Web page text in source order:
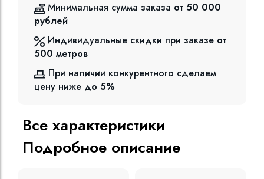
Минимальная сумма заказа от 50 000
рублей
Индивидуальные скидки при заказе от
500 метров
При наличии конкурентного сделаем
цену ниже до 5%
Все характеристики
Подробное описание